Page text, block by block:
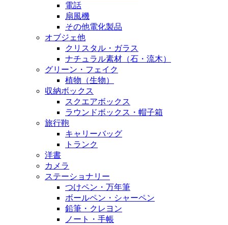
電話
扇風機
その他電化製品
オブジェ他
クリスタル・ガラス
ナチュラル素材（石・流木）
グリーン・フェイク
植物（生物）
収納ボックス
スクエアボックス
ラウンドボックス・帽子箱
旅行鞄
キャリーバッグ
トランク
洋書
カメラ
ステーショナリー
つけペン・万年筆
ボールペン・シャーペン
鉛筆・クレヨン
ノート・手帳